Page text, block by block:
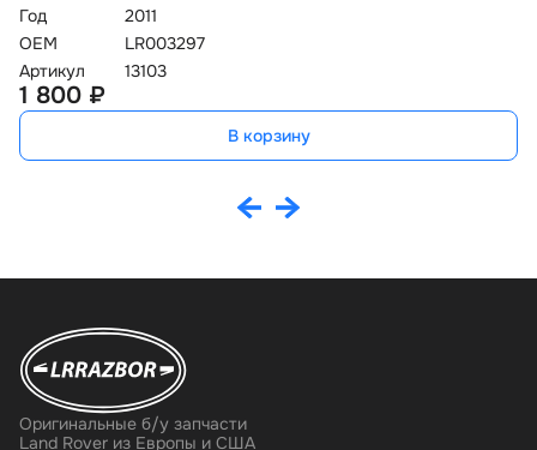
Год
2011
OEM
LR003297
Артикул
13103
1 800 ₽
В корзину
Оригинальные б/у запчасти
Land Rover из Европы и США